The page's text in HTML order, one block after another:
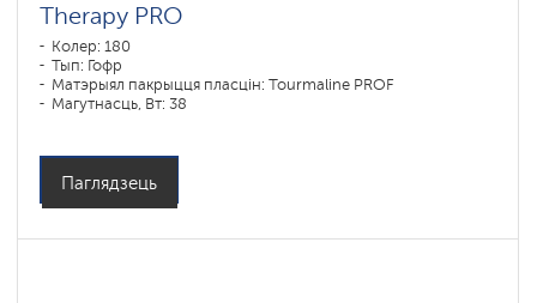
Therapy PRO
Колер: 180
Тып: Гофр
Матэрыял пакрыцця пласцін: Tourmaline PROF
Магутнасць, Вт: 38
Паглядзець